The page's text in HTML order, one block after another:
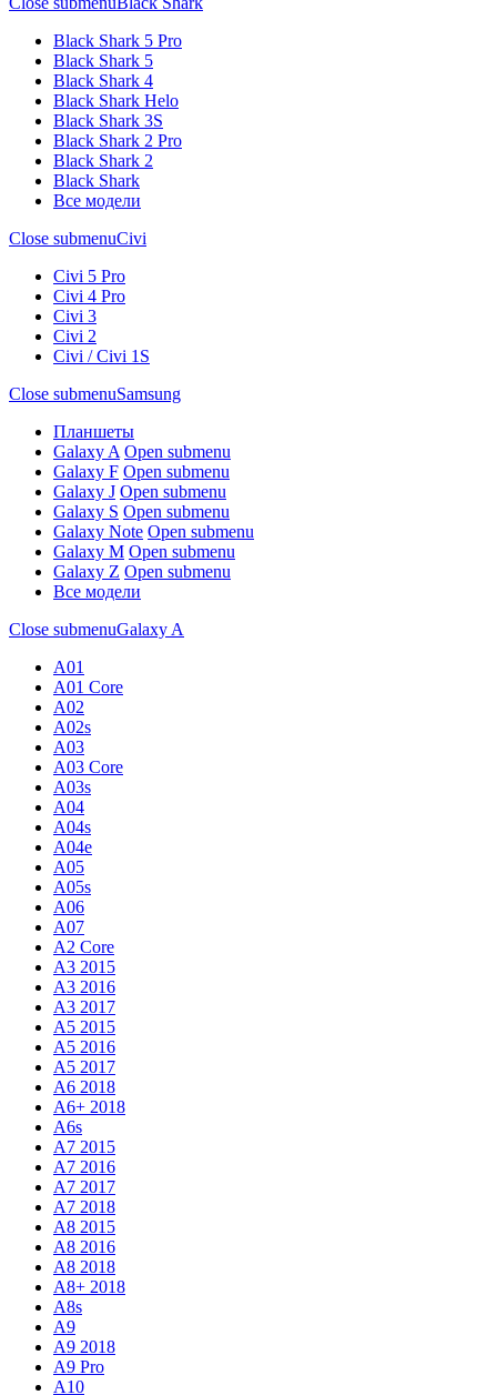
Black Shark 5 Pro
Black Shark 5
Black Shark 4
Black Shark Helo
Black Shark 3S
Black Shark 2 Pro
Black Shark 2
Black Shark
Все модели
Close submenuCivi
Civi 5 Pro
Civi 4 Pro
Civi 3
Civi 2
Civi / Civi 1S
Close submenuSamsung
Планшеты
Galaxy A Open submenu
Galaxy F Open submenu
Galaxy J Open submenu
Galaxy S Open submenu
Galaxy Note Open submenu
Galaxy M Open submenu
Galaxy Z Open submenu
Все модели
Close submenuGalaxy A
A01
A01 Core
A02
A02s
A03
A03 Core
A03s
A04
A04s
A04e
A05
A05s
A06
A07
A2 Core
A3 2015
A3 2016
A3 2017
A5 2015
A5 2016
A5 2017
A6 2018
A6+ 2018
A6s
A7 2015
A7 2016
A7 2017
A7 2018
A8 2015
A8 2016
A8 2018
A8+ 2018
A8s
A9
A9 2018
A9 Pro
A10